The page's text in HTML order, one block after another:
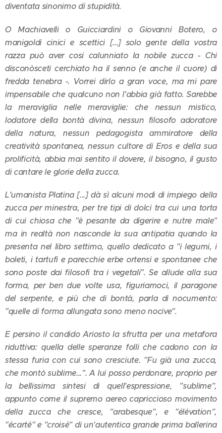
diventata sinonimo di stupidità.
O Machiavelli o Guicciardini o Giovanni Botero, o
manigoldi cinici e scettici [...] solo gente della vostra
razza può aver cosi calunniato la nobile zucca - Chi
disconòsceti cerchiato ha il senno (e anche il cuore) di
fredda tenebra -. Vorrei dirlo a gran voce, ma mi pare
impensabile che qualcuno non l'abbia già fatto. Sarebbe
la meraviglia nelle meraviglie: che nessun mistico,
lodatore della bontà divina, nessun filosofo adoratore
della natura, nessun pedagogista ammiratore della
creatività spontanea, nessun cultore di Eros e della sua
prolificità, abbia mai sentito il dovere, il bisogno, il gusto
di cantare le glorie della zucca.
L'umanista Platina [...] dà sì alcuni modi di impiego della
zucca per minestra, per tre tipi di dolci tra cui una torta
di cui chiosa che "è pesante da digerire e nutre male"
ma in realtà non nasconde la sua antipatia quando la
presenta nel libro settimo, quello dedicato a "i legumi, i
boleti, i tartufi e parecchie erbe ortensi e spontanee che
sono poste dai filosofi tra i vegetali". Se allude alla sua
forma, per ben due volte usa, figuriamoci, il paragone
del serpente, e più che di bontà, parla di nocumento:
"quelle di forma allungata sono meno nocive".
E persino il candido Ariosto la sfrutta per una metafora
riduttiva: quella delle speranze folli che cadono con la
stessa furia con cui sono cresciute. "Fu già una zucca,
che montò sublime...". A lui posso perdonare, proprio per
la bellissima sintesi di quell'espressione, "sublime",
appunto come il supremo aereo capriccioso movimento
della zucca che cresce, "arabesque", e "élévation",
"écarté" e "croisé" di un'autentica grande prima ballerina